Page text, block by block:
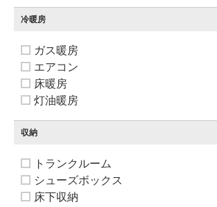
冷暖房
ガス暖房
エアコン
床暖房
灯油暖房
収納
トランクルーム
シューズボックス
床下収納